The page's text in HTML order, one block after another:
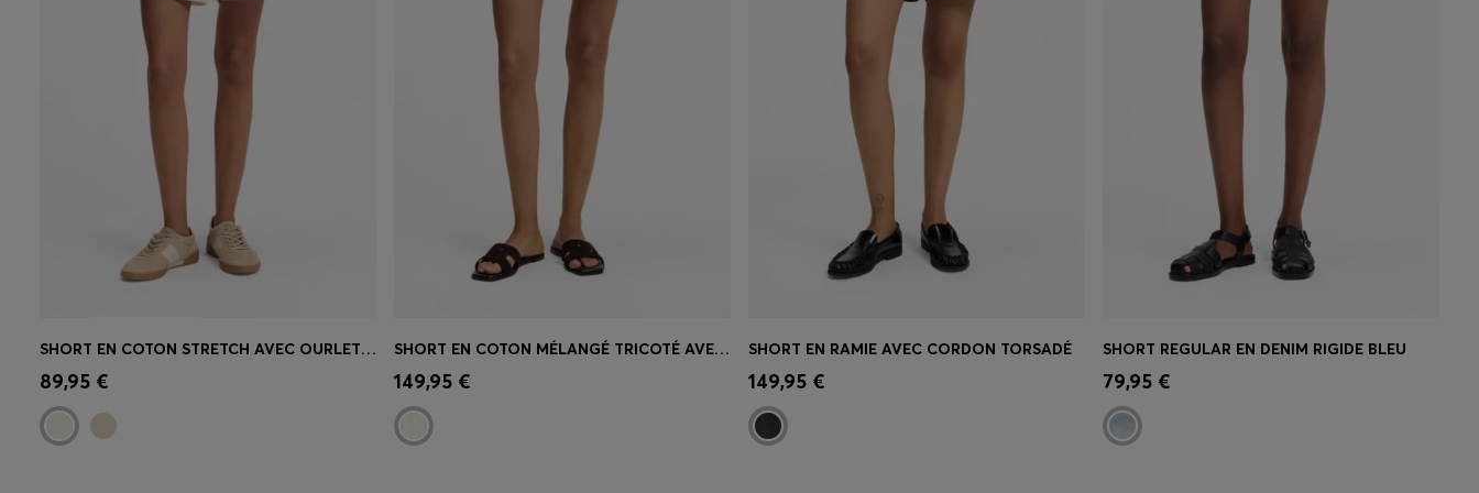
Achat rapide
taille)
SHORT EN COTON STRETCH AVEC OURLETS RETROUSSÉS
89,95 € Achat rapide
taille)
SHORT EN COTON MÉLANGÉ TRICOTÉ AVEC STRUCTURE ONDULÉE
149,95 € Achat rapide
taille)
SHORT EN RAMIE AVEC CORDON TORSADÉ
149,95 € Achat rapide
taille)
SHORT REGULAR EN DENIM RIGIDE BLEU
79,95 €